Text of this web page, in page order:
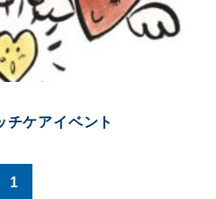
チケアイベント
1